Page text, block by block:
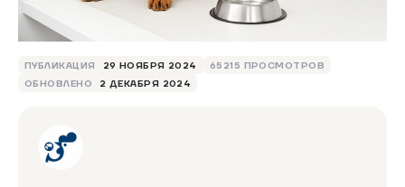
ПУБЛИКАЦИЯ 29 НОЯБРЯ 2024
65215 ПРОСМОТРОВ
ОБНОВЛЕНО
2 ДЕКАБРЯ 2024